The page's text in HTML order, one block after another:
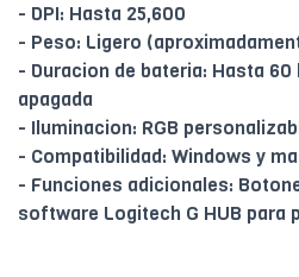
- DPI: Hasta 25,600
- Peso: Ligero
- Duracion de bateria: Hasta 60
apagada
- Iluminacion: RGB
- Compatibilidad: Windows y
- Funciones adicionales:
software Logitech G HUB para